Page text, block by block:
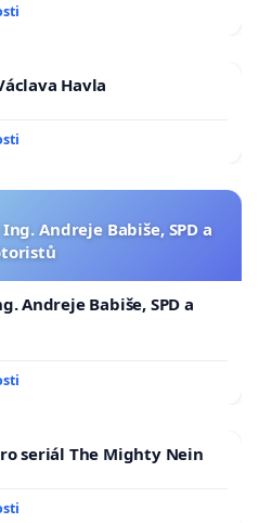
Havla
Andreje Babiše, SPD a
Andreje Babiše, SPD a
seriál The Mighty Nein